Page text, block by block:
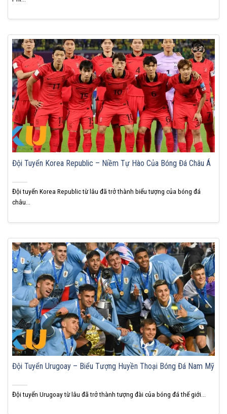
Đội Tuyển Korea Republic – Niềm Tự Hào Của Bóng Đá Châu Á
Đội tuyển Korea Republic từ lâu đã trở thành biểu tượng của bóng đá
châu...
Đội Tuyển Urugoay – Biểu Tượng Huyền Thoại Bóng Đá Nam Mỹ
Đội tuyển Urugoay từ lâu đã trở thành tượng đài của bóng đá thế giới...